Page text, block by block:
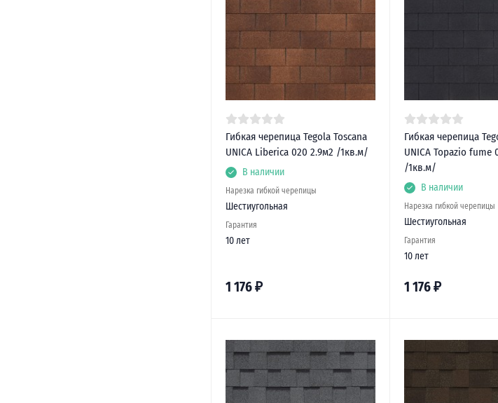
Гибкая черепица Tegola Toscana
UNICA Liberica 020 2.9м2 /1кв.м/
В наличии
Нарезка гибкой черепицы
Шестиугольная
Гарантия
10 лет
1 176₽
Гибкая черепица
UNICA Topazio fume
/1кв.м/
В наличии
Нарезка гибкой черепицы
Шестиугольная
Гарантия
10 лет
1 176₽